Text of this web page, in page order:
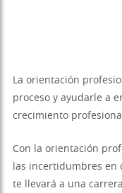
La orientación
proceso y ayudarle a
crecimiento
Con la orientación
las incertidumbres en
te llevará a una